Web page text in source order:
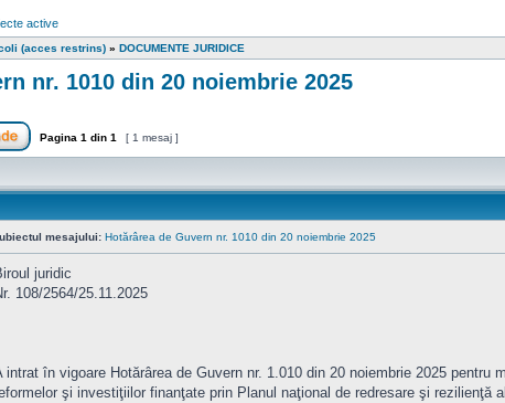
active
(acces restrins) » DOCUMENTE JURIDICE
nr. 1010 din 20 noiembrie 2025
nou Răspunde la subiect
Pagina 1 din 1 [ 1 mesaj ]
mesajului: Hotărârea de Guvern nr. 1010 din 20 noiembrie 2025
juridic
108/2564/25.11.2025
intrat în vigoare Hotărârea de Guvern nr. 1.010 din 20 noiembrie 2025
şi investiţiilor finanţate prin Planul naţional de redresare şi